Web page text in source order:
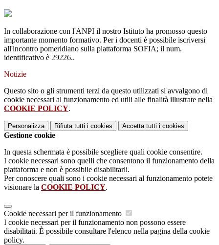
In collaborazione con l'ANPI il nostro Istituto ha promosso questo
importante momento formativo. Per i docenti è possibile iscriversi
all'incontro pomeridiano sulla piattaforma SOFIA; il num.
identificativo è 29226..
Notizie
Questo sito o gli strumenti terzi da questo utilizzati si avvalgono di
cookie necessari al funzionamento ed utili alle finalità illustrate nella
COOKIE POLICY.
Personalizza Rifiuta tutti i cookies Accetta tutti i cookies
Gestione cookie
In questa schermata è possibile scegliere quali cookie consentire.
I cookie necessari sono quelli che consentono il funzionamento della
piattaforma e non è possibile disabilitarli.
Per conoscere quali sono i cookie necessari al funzionamento potete
visionare la COOKIE POLICY.
Cookie necessari per il funzionamento
I cookie necessari per il funzionamento non possono essere
disabilitati. È possibile consultare l'elenco nella pagina della cookie
policy.